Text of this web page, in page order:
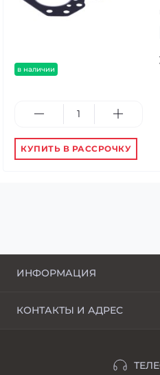
в наличии
КУПИТЬ В РАССРОЧКУ
ИНФОРМАЦИЯ
КОНТАКТЫ И АДРЕС